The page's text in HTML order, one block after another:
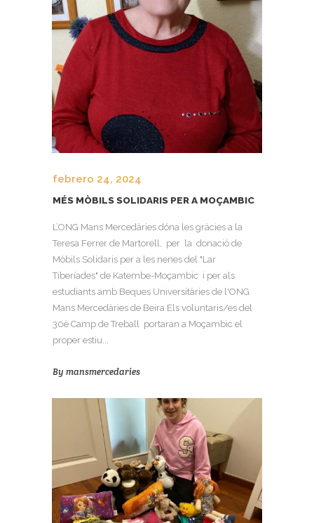
febrero 24, 2024
MÉS MÒBILS SOLIDARIS PER A MOÇAMBIC
L’ONG Mans Mercedàries dóna les gràcies a la
Teresa Ferrer de Martorell, per la donació de
Mòbils Solidaris per a les nenes del "Lar
Tiberíades" de Katembe-Moçambic i per als
estudiants amb Beques Universitàries de l'ONG
Mans Mercedàries de Beira Els voluntaris/es del
30è Camp de Treball portaran a Moçambic el
proper estiu...
By mansmercedaries